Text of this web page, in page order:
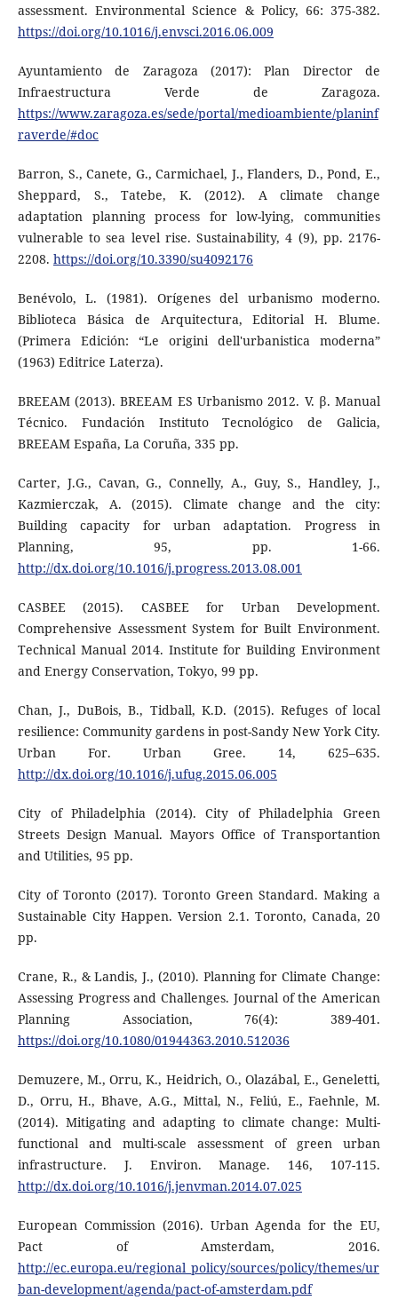
assessment. Environmental Science & Policy, 66: 375-382.
https://doi.org/10.1016/j.envsci.2016.06.009
Ayuntamiento de Zaragoza (2017): Plan Director de
Infraestructura Verde de Zaragoza.
https://www.zaragoza.es/sede/portal/medioambiente/planinf
raverde/#doc
Barron, S., Canete, G., Carmichael, J., Flanders, D., Pond, E.,
Sheppard, S., Tatebe, K. (2012). A climate change
adaptation planning process for low-lying, communities
vulnerable to sea level rise. Sustainability, 4 (9), pp. 2176-
2208. https://doi.org/10.3390/su4092176
Benévolo, L. (1981). Orígenes del urbanismo moderno.
Biblioteca Básica de Arquitectura, Editorial H. Blume.
(Primera Edición: “Le origini dell'urbanistica moderna”
(1963) Editrice Laterza).
BREEAM (2013). BREEAM ES Urbanismo 2012. V. β. Manual
Técnico. Fundación Instituto Tecnológico de Galicia,
BREEAM España, La Coruña, 335 pp.
Carter, J.G., Cavan, G., Connelly, A., Guy, S., Handley, J.,
Kazmierczak, A. (2015). Climate change and the city:
Building capacity for urban adaptation. Progress in
Planning, 95, pp. 1-66.
http://dx.doi.org/10.1016/j.progress.2013.08.001
CASBEE (2015). CASBEE for Urban Development.
Comprehensive Assessment System for Built Environment.
Technical Manual 2014. Institute for Building Environment
and Energy Conservation, Tokyo, 99 pp.
Chan, J., DuBois, B., Tidball, K.D. (2015). Refuges of local
resilience: Community gardens in post-Sandy New York City.
Urban For. Urban Gree. 14, 625–635.
http://dx.doi.org/10.1016/j.ufug.2015.06.005
City of Philadelphia (2014). City of Philadelphia Green
Streets Design Manual. Mayors Office of Transportantion
and Utilities, 95 pp.
City of Toronto (2017). Toronto Green Standard. Making a
Sustainable City Happen. Version 2.1. Toronto, Canada, 20
pp.
Crane, R., & Landis, J., (2010). Planning for Climate Change:
Assessing Progress and Challenges. Journal of the American
Planning Association, 76(4): 389-401.
https://doi.org/10.1080/01944363.2010.512036
Demuzere, M., Orru, K., Heidrich, O., Olazábal, E., Geneletti,
D., Orru, H., Bhave, A.G., Mittal, N., Feliú, E., Faehnle, M.
(2014). Mitigating and adapting to climate change: Multi-
functional and multi-scale assessment of green urban
infrastructure. J. Environ. Manage. 146, 107-115.
http://dx.doi.org/10.1016/j.jenvman.2014.07.025
European Commission (2016). Urban Agenda for the EU,
Pact of Amsterdam, 2016.
http://ec.europa.eu/regional_policy/sources/policy/themes/ur
ban-development/agenda/pact-of-amsterdam.pdf